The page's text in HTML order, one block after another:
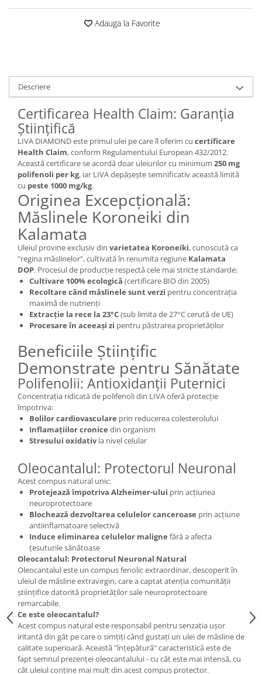
Adauga la Favorite
Descriere
Certificarea Health Claim: Garanția
Științifică
LIVA DIAMOND este primul ulei pe care îl oferim cu certificare
Health Claim, conform Regulamentului European 432/2012.
Această certificare se acordă doar uleiurilor cu minimum 250 mg
polifenoli per kg, iar LIVA depășește semnificativ această limită
cu peste 1000 mg/kg.
Originea Excepcțională:
Măslinele Koroneiki din
Kalamata
Uleiul provine exclusiv din varietatea Koroneiki, cunoscută ca
"regina măslinelor", cultivată în renumita regiune Kalamata
DOP. Procesul de producție respectă cele mai stricte standarde:
Cultivare 100% ecologică (certificare BIO din 2005)
Recoltare când măslinele sunt verzi pentru concentrația
maximă de nutrienți
Extracție la rece la 23°C(sub limita de 27°C cerută de UE)
Procesare în aceeași zi pentru păstrarea proprietăților
Beneficiile Științific
Demonstrate pentru Sănătate
Polifenolii: Antioxidanții Puternici
Concentrația ridicată de polifenoli din LIVA oferă protecție
împotriva:
Bolilor cardiovasculare prin reducerea colesterolului
Inflamațiilor cronice din organism
Stresului oxidativla nivel celular
Oleocantalul: Protectorul Neuronal
Acest compus natural unic:
Protejează împotriva Alzheimer-ului prin acțiunea
neuroprotectoare
Blochează dezvoltarea celulelor canceroase prin acțiune
antiinflamatoare selectivă
Induce eliminarea celulelor maligne fără a afecta
țesuturile sănătoase
Oleocantalul: Protectorul Neuronal Natural
Oleocantalul este un compus fenolic extraordinar, descoperit în
uleiul de măsline extravirgin, care a captat atenția comunității
științifice datorită proprietăților sale neuroprotectoare
remarcabile.
Ce este oleocantalul?
Acest compus natural este responsabil pentru senzația ușor
iritantă din gât pe care o simțiți când gustați un ulei de măsline de
calitate superioară. Această "înțepătură" caracteristică este de
fapt semnul prezenței oleocantalului - cu cât este mai intensă, cu
cât uleiul conține mai mult din acest compus protector.